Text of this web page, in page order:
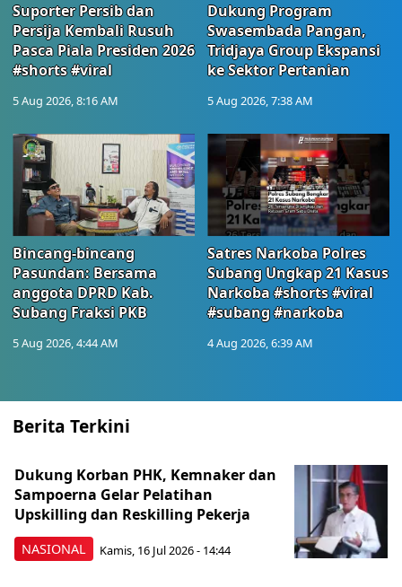
Suporter Persib dan
Persija Kembali Rusuh
Pasca Piala Presiden 2026
#shorts #viral
5 Aug 2026, 8:16 AM
Dukung Program
Swasembada Pangan,
Tridjaya Group Ekspansi
ke Sektor Pertanian
5 Aug 2026, 7:38 AM
Bincang-bincang
Pasundan: Bersama
anggota DPRD Kab.
Subang Fraksi PKB
5 Aug 2026, 4:44 AM
Satres Narkoba Polres
Subang Ungkap 21 Kasus
Narkoba #shorts #viral
#subang #narkoba
4 Aug 2026, 6:39 AM
Berita Terkini
NASIONAL
Dukung Korban PHK, Kemnaker dan
Sampoerna Gelar Pelatihan
Upskilling dan Reskilling Pekerja
Kamis, 16 Jul 2026 - 14:44